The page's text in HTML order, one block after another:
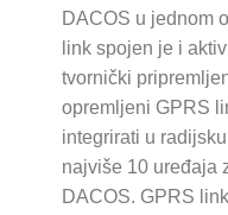
DACOS u jednom
link spojen je i
tvornički
opremljeni GPRS
integrirati u
najviše 10 uređaja
DACOS. GPRS